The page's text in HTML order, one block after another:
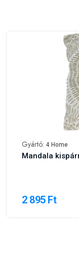
Gyártó: 4 Home
Mandala
2 895 Ft